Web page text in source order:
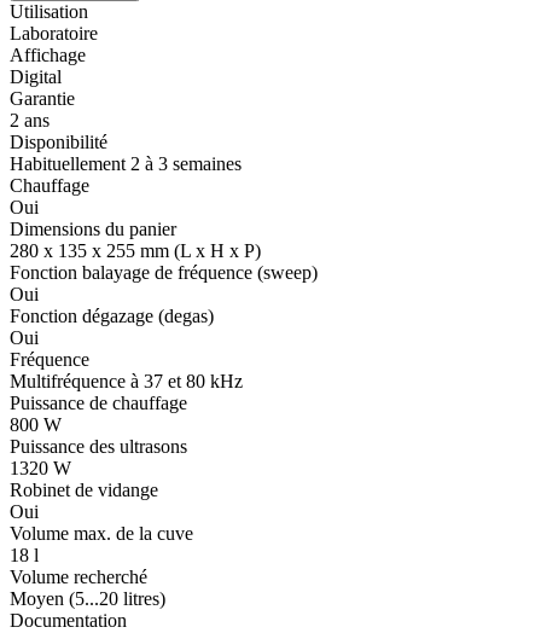
Utilisation
Laboratoire
Affichage
Digital
Garantie
2 ans
Disponibilité
Habituellement 2 à 3 semaines
Chauffage
Oui
Dimensions du panier
280 x 135 x 255 mm (L x H x P)
Fonction balayage de fréquence (sweep)
Oui
Fonction dégazage (degas)
Oui
Fréquence
Multifréquence à 37 et 80 kHz
Puissance de chauffage
800 W
Puissance des ultrasons
1320 W
Robinet de vidange
Oui
Volume max. de la cuve
18 l
Volume recherché
Moyen (5...20 litres)
Documentation